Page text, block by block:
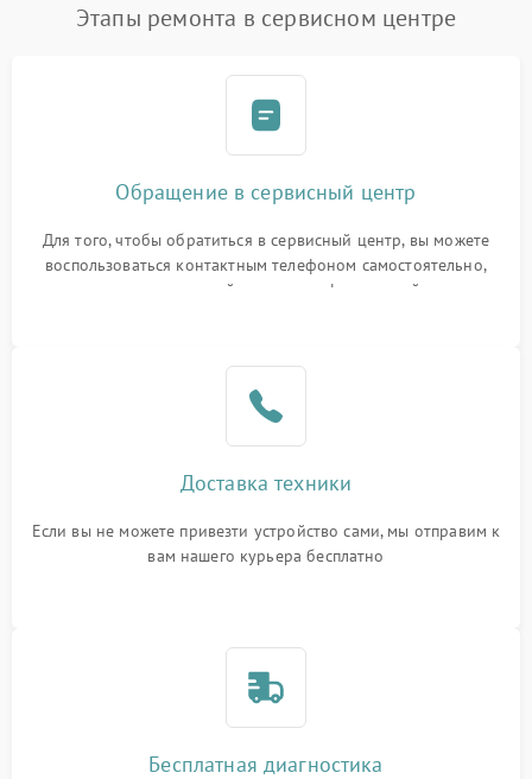
Этапы ремонта в сервисном центре
Обращение в сервисный центр
Для того, чтобы обратиться в сервисный центр, вы можете
воспользоваться контактным телефоном самостоятельно,
или оставить свой номер телефона на сайте
Доставка техники
Если вы не можете привезти устройство сами, мы отправим к
вам нашего курьера бесплатно
Бесплатная диагностика